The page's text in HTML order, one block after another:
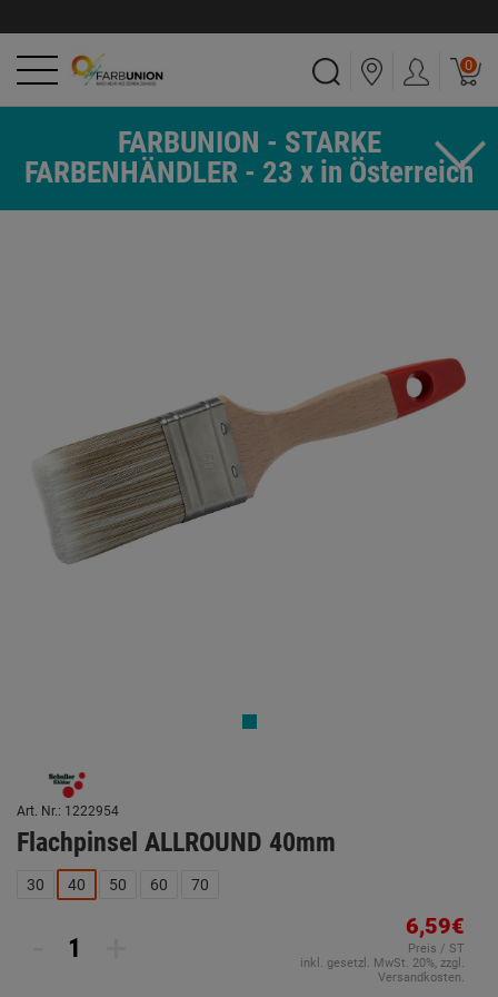
0
FARBUNION - STARKE
FARBENHÄNDLER - 23 x in Österreich
Art. Nr.: 1222954
Flachpinsel ALLROUND 40mm
30 40 50 60 70
6,59€
Preis / ST
inkl. gesetzl. MwSt. 20%, zzgl.
Versandkosten.